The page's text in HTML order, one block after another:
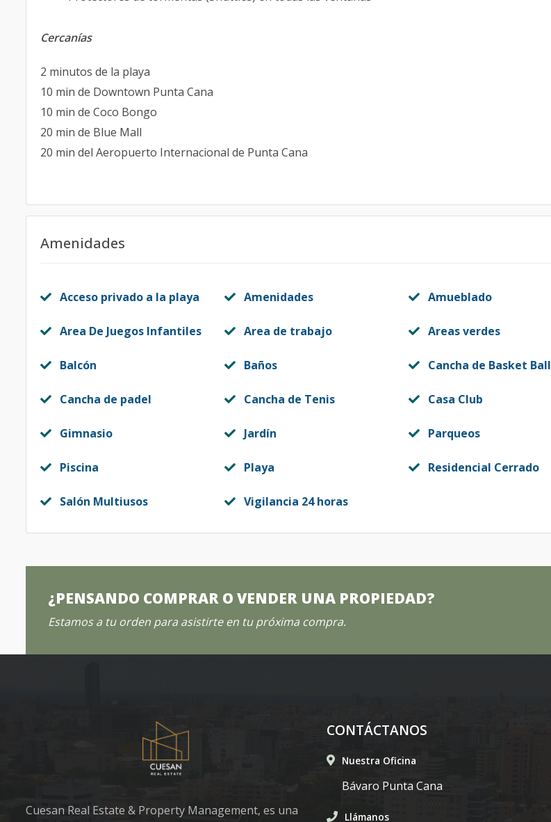
Cercanías
2 minutos de la playa
10 min de Downtown Punta Cana
10 min de Coco Bongo
20 min de Blue Mall
20 min del Aeropuerto Internacional de Punta Cana
Amenidades
Acceso privado a la playa Amenidades Amueblado
Area De Juegos Infantiles Area de trabajo Areas verdes
Balcón Baños Cancha de Basket Ball
Cancha de padel Cancha de Tenis Casa Club
Gimnasio Jardín Parqueos
Piscina Playa Residencial Cerrado
Salón Multiusos Vigilancia 24 horas
¿PENSANDO COMPRAR O VENDER UNA PROPIEDAD?
Estamos a tu orden para asistirte en tu próxima compra.
Cuesan Real Estate & Property Management, es una
CONTÁCTANOS
Nuestra Oficina
Bávaro Punta Cana
Llámanos